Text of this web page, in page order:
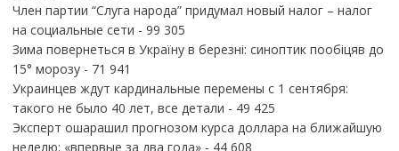
Член партии “Слуга народа” придумал новый налог – налог
на социальные сети - 99 305
Зима повернеться в Україну в березні: синоптик пообіцяв до
15° морозу- 71 941
Украинцев ждут кардинальные перемены с 1 сентября:
такого не было 40 лет, все детали - 49 425
Эксперт ошарашил прогнозом курса доллара на ближайшую
неделю: «впервые за два года»- 44 608